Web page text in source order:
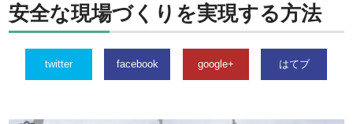
安全な現場づくりを実現する方法
twitter facebook google+ はてブ